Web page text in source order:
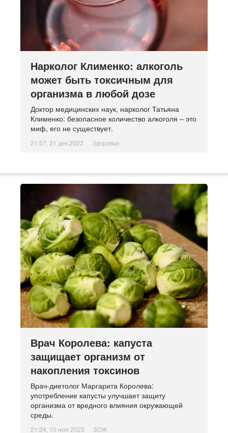
Нарколог Клименко: алкоголь
может быть токсичным для
организма в любой дозе
Доктор медицинских наук, нарколог Татьяна
Клименко: безопасное количество алкоголя – это
миф, его не существует.
21:57, 21 дек 2023 Здоровье
Врач Королева: капуста
защищает организм от
накопления токсинов
Врач-диетолог Маргарита Королева:
употребление капусты улучшает защиту
организма от вредного влияния окружающей
среды.
21:24, 10 ноя 2023 ЗОЖ